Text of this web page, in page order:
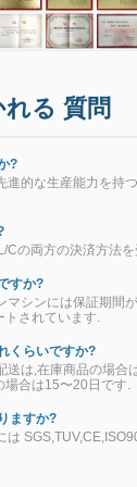
る 質問
?
進的な生産能力を持
Cの両方の決済方法
すか?
マシンには保証期間
トされています.
くらいですか?
送は,在庫商品の場合
場合は15〜20日です.
ますか?
は